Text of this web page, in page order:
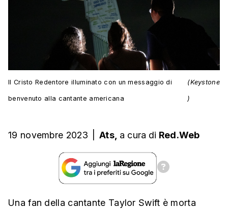
Il Cristo Redentore illuminato con un messaggio di
benvenuto alla cantante americana
(Keystone
)
19 novembre 2023 Ats, a cura di Red.Web
Una fan della cantante Taylor Swift è morta